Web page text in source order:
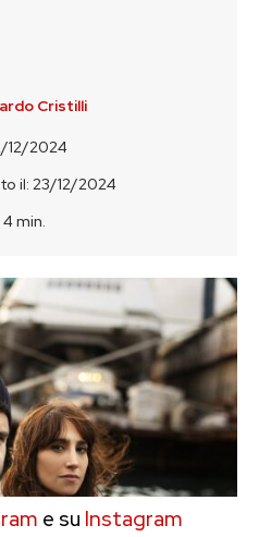
Cristilli
12/2024
il: 23/12/2024
4min.
e su Instagram